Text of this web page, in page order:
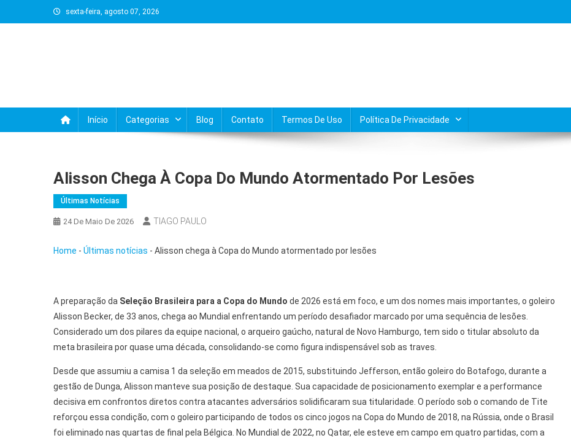
to
sexta-feira, agosto 07, 2026
Início Categorias Blog Contato Termos De Uso Política De Privacidade
Alisson Chega À Copa Do Mundo Atormentado Por Lesões
Últimas Notícias
24 De Maio De 2026 TIAGO PAULO
Home - Últimas notícias - Alisson chega à Copa do Mundo atormentado por lesões
A preparação da Seleção Brasileira para a Copa do Mundo de 2026 está em foco, e um dos nomes mais importantes, o goleiro
Alisson Becker, de 33 anos, chega ao Mundial enfrentando um período desafiador marcado por uma sequência de lesões.
Considerado um dos pilares da equipe nacional, o arqueiro gaúcho, natural de Novo Hamburgo, tem sido o titular absoluto da
meta brasileira por quase uma década, consolidando-se como figura indispensável sob as traves.
Desde que assumiu a camisa 1 da seleção em meados de 2015, substituindo Jefferson, então goleiro do Botafogo, durante a
gestão de Dunga, Alisson manteve sua posição de destaque. Sua capacidade de posicionamento exemplar e a performance
decisiva em confrontos diretos contra atacantes adversários solidificaram sua titularidade. O período sob o comando de Tite
reforçou essa condição, com o goleiro participando de todos os cinco jogos na Copa do Mundo de 2018, na Rússia, onde o Brasil
foi eliminado nas quartas de final pela Bélgica. No Mundial de 2022, no Qatar, ele esteve em campo em quatro partidas, com a